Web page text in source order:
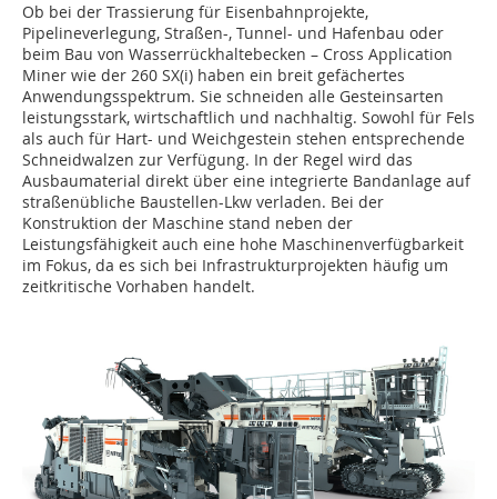
Ob bei der Trassierung für Eisenbahnprojekte,
Pipelineverlegung, Straßen-, Tunnel- und Hafenbau oder
beim Bau von Wasserrückhaltebecken – Cross Application
Miner wie der 260 SX(i) haben ein breit gefächertes
Anwendungsspektrum. Sie schneiden alle Gesteinsarten
leistungsstark, wirtschaftlich und nachhaltig. Sowohl für Fels
als auch für Hart- und Weichgestein stehen entsprechende
Schneidwalzen zur Verfügung. In der Regel wird das
Ausbaumaterial direkt über eine integrierte Bandanlage auf
straßenübliche Baustellen-Lkw verladen. Bei der
Konstruktion der Maschine stand neben der
Leistungsfähigkeit auch eine hohe Maschinenverfügbarkeit
im Fokus, da es sich bei Infrastrukturprojekten häufig um
zeitkritische Vorhaben handelt.